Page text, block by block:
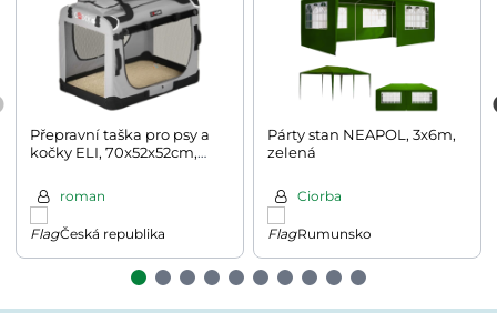
Přepravní taška pro psy a
kočky ELI, 70x52x52cm,
roman
Česká republika
Párty stan NEAPOL, 3x6m,
zelená
Ciorba
Rumunsko